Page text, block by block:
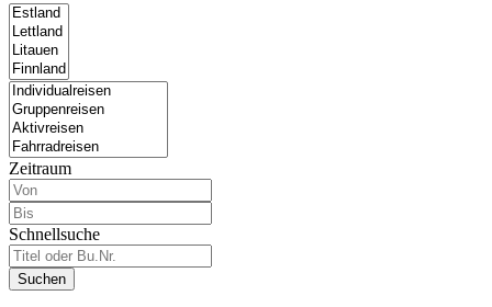
Zeitraum
Schnellsuche
Suchen